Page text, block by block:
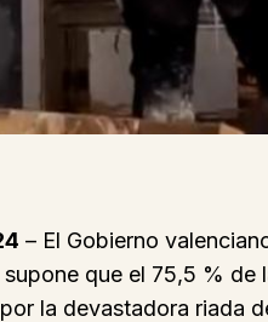
– El Gobierno
supone que el 75,5 %
la devastadora riada